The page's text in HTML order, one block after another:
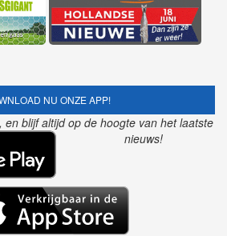
NU ONZE APP!
en blijf altijd op de hoogte van het laatste
nieuws!